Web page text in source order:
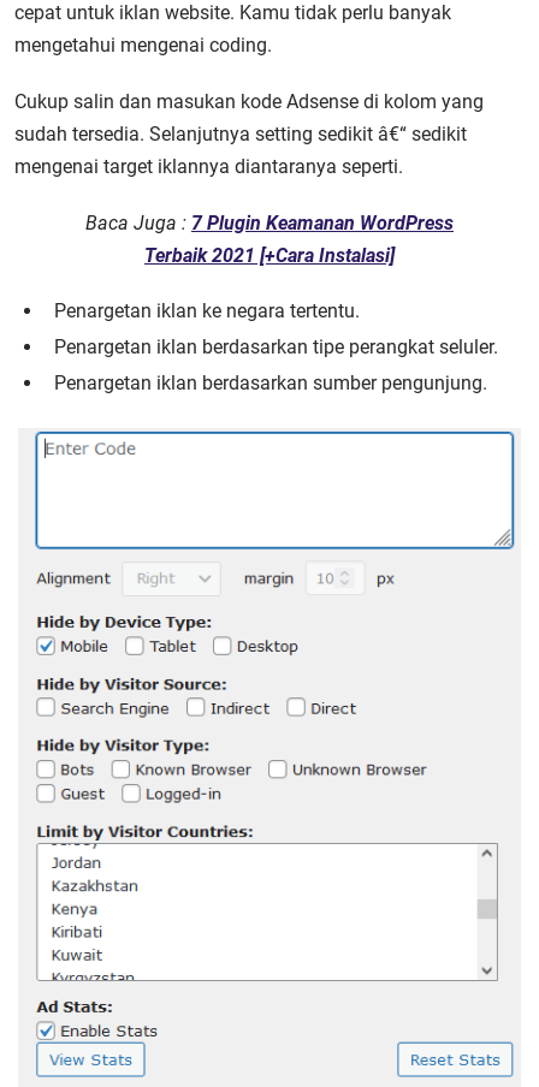
cepat untuk iklan website. Kamu tidak perlu banyak
mengetahui mengenai coding.
Cukup salin dan masukan kode Adsense di kolom yang
sudah tersedia. Selanjutnya setting sedikit â€“ sedikit
mengenai target iklannya diantaranya seperti.
Baca Juga : 7 Plugin Keamanan WordPress
Terbaik 2021 [+Cara Instalasi]
Penargetan iklan ke negara tertentu.
Penargetan iklan berdasarkan tipe perangkat seluler.
Penargetan iklan berdasarkan sumber pengunjung.